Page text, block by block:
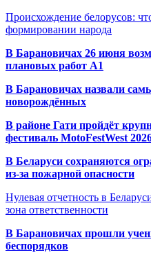
Происхождение белорусов:
формировании народа
В Барановичах 26 июня
плановых работ A1
В Барановичах назвали
новорождённых
В районе Гати пройдёт
фестиваль MotoFestWest
В Беларуси сохраняются
из-за пожарной опасности
Нулевая отчетность в
зона ответственности
В Барановичах прошли
беспорядков